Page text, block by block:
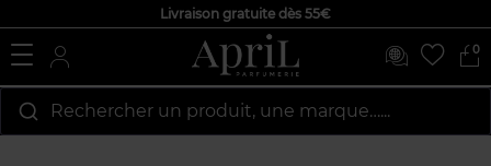
Livraison gratuite dès 55€
0
Rechercher un produit, une marque…...